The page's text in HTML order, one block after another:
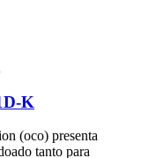
K
(oco) presenta
tanto para